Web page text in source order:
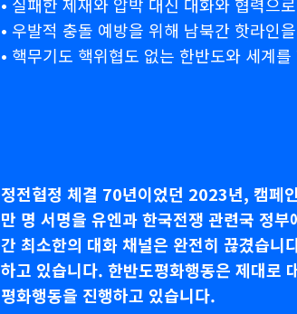
• 실패한 제재와 압박 대신 대화와 협력으
• 우발적 충돌 예방을 위해 남북간 핫라인
• 핵무기도 핵위협도 없는 한반도와 세계
정전협정 체결 70년이었던 2023년, 캠
만 명 서명을 유엔과 한국전쟁 관련국 정
간 최소한의 대화 채널은 완전히 끊겼습니
하고 있습니다. 한반도평화행동은 제대로
평화행동을 진행하고 있습니다.